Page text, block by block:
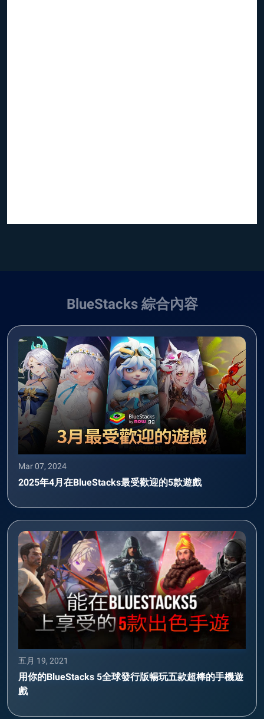
BlueStacks 綜合內容
Mar 07, 2024
2025年4月在BlueStacks最受歡迎的5款遊戲
五月 19, 2021
用你的BlueStacks 5全球發行版暢玩五款超棒的手機遊
戲